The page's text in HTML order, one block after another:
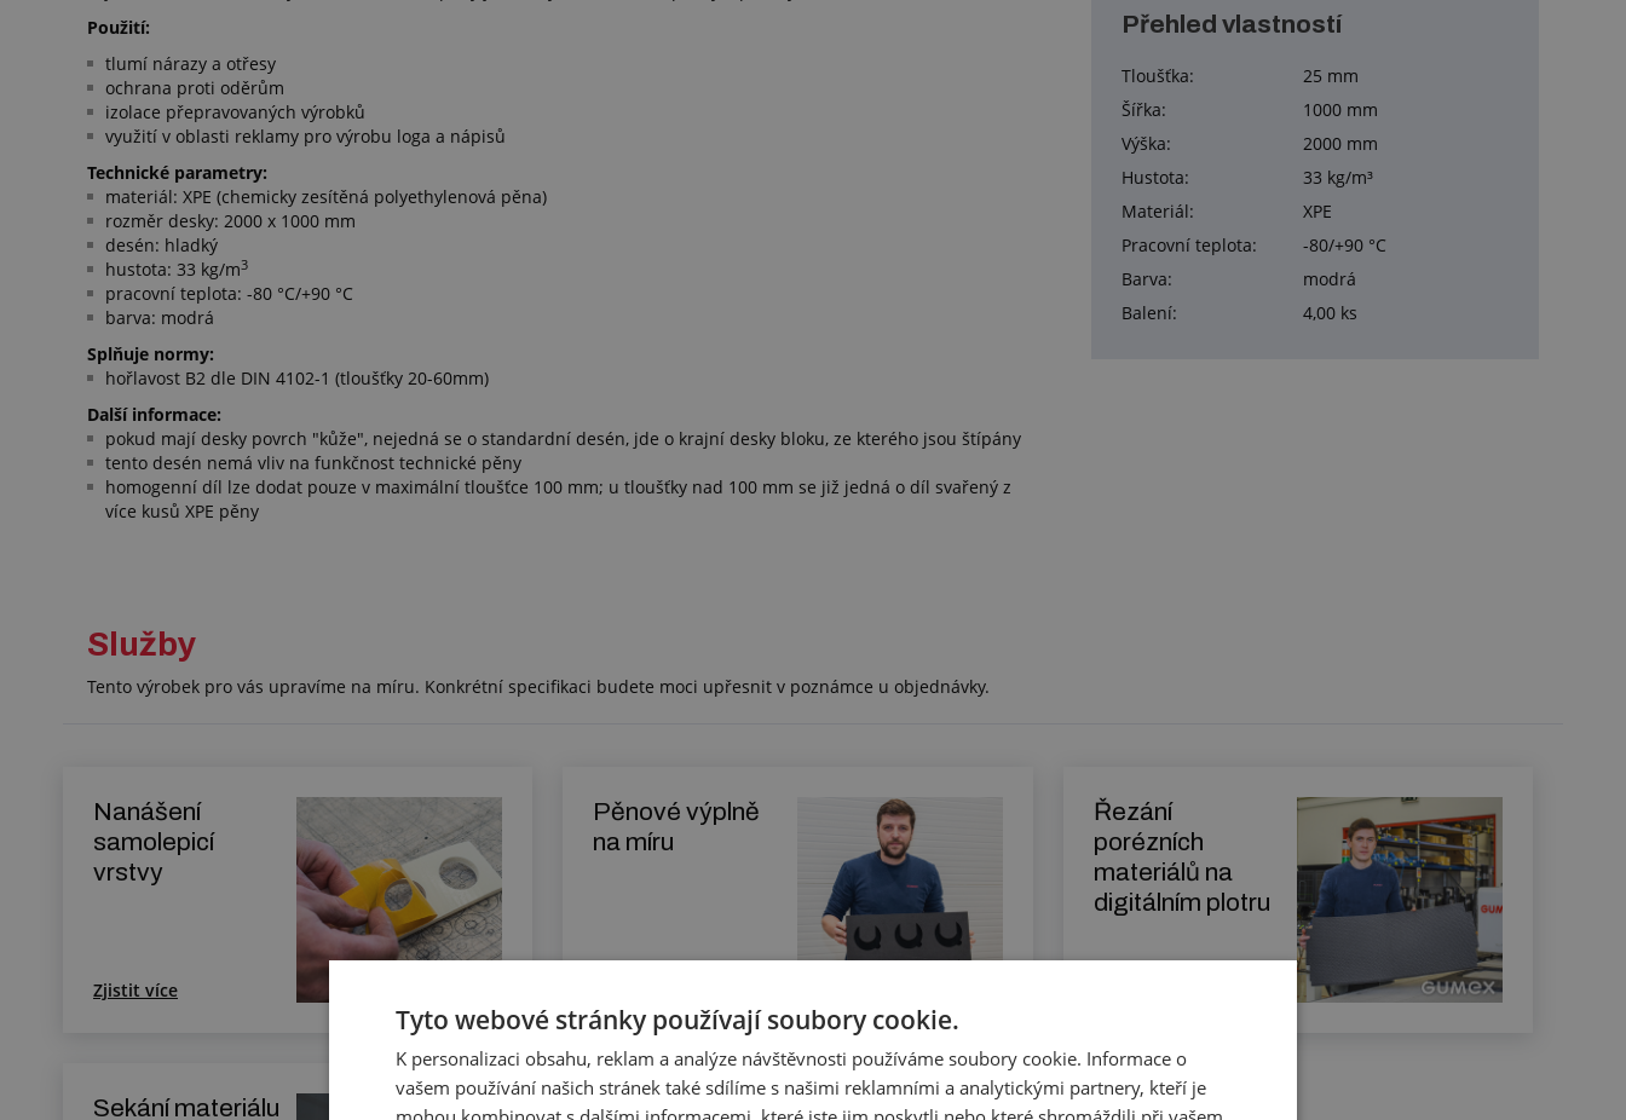
Použití:
tlumí nárazy a otřesy
ochrana proti oděrům
izolace přepravovaných výrobků
využití v oblasti reklamy pro výrobu loga a nápisů
Technické parametry:
materiál: XPE (chemicky zesítěná polyethylenová pěna)
rozměr desky: 2000 x 1000 mm
desén: hladký
hustota: 33 kg/m3
pracovní teplota: -80 °C/+90 °C
barva: modrá
Splňuje normy:
hořlavost B2 dle DIN 4102-1 (tloušťky 20-60mm)
Další informace:
pokud mají desky povrch "kůže", nejedná se o standardní desén, jde o krajní desky bloku, ze kterého jsou štípány
tento desén nemá vliv na funkčnost technické pěny
homogenní díl lze dodat pouze v maximální tloušťce 100 mm; u tloušťky nad 100 mm se již jedná o díl svařený z
více kusů XPE pěny
Přehled vlastností
Tloušťka:
25 mm
Šířka:
1000 mm
Výška:
2000 mm
Hustota:
33 kg/m³
Materiál:
XPE
Pracovní teplota:
-80/+90 °C
Barva:
modrá
Balení:
4,00 ks
Služby
Tento výrobek pro vás upravíme na míru. Konkrétní specifikaci budete moci upřesnit v poznámce u objednávky.
Nanášení
samolepicí
vrstvy
Zjistit více
Pěnové výplně
na míru
Řezání
porézních
materiálů na
digitálním plotru
Sekání materiálu
Výplně kufru na
Tyto webové stránky používají soubory cookie.
K personalizaci obsahu, reklam a analýze návštěvnosti používáme soubory cookie. Informace o
vašem používání našich stránek také sdílíme s našimi reklamními a analytickými partnery, kteří je